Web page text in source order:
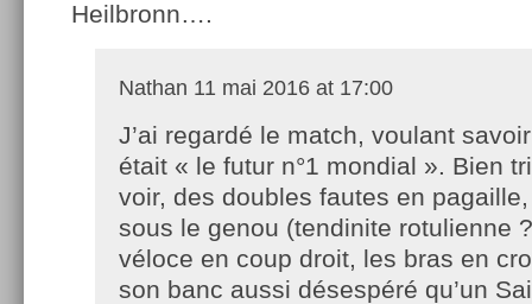
Heilbronn….
Nathan 11 mai 2016 at 17:00
J’ai regardé le match, voulant
était « le futur n°1 mondial ». Bien
voir, des doubles fautes en
sous le genou (tendinite rotulienne
véloce en coup droit, les bras en
son banc aussi désespéré qu’un